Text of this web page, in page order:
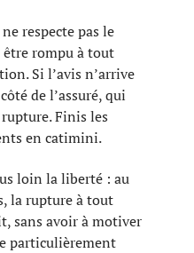
respecte pas le
rompu à tout
Si l’avis n’arrive
de l’assuré, qui
Finis les
en catimini.
loin la liberté : au
la rupture à tout
sans avoir à motiver
particulièrement